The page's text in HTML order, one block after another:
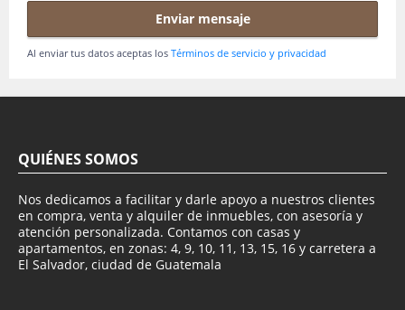
Enviar mensaje
Al enviar tus datos aceptas los Términos de servicio y privacidad
QUIÉNES SOMOS
Nos dedicamos a facilitar y darle apoyo a nuestros clientes
en compra, venta y alquiler de inmuebles, con asesoría y
atención personalizada. Contamos con casas y
apartamentos, en zonas: 4, 9, 10, 11, 13, 15, 16 y carretera a
El Salvador, ciudad de Guatemala